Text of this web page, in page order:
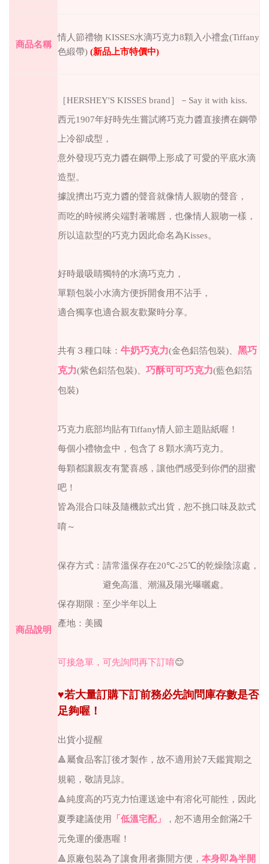
商品名稱
情人節禮物 KISSES水滴巧克力8顆入小禮盒(Tiffany
色緞帶) (新品上市特價中)
商品說明
［HERSHEY'S KISSES brand］－ Say it with kiss.
西元1907年好時先生嘗試將巧克力醬直接擠在鋼帶
上冷卻成型，
意外發現巧克力醬在鋼帶上形成了可愛的平底水滴
造型。
據說擠出巧克力醬的聲音就像情人親吻的聲音，
而吃的時候將尖端對著嘴唇，也像情人親吻一樣，
所以這款型的巧克力因此命名為Kisses。
好時最吸睛獨特的水滴巧克力，
單顆包裝小水滴方便拆開食用不沾手，
適合獨享也適合親友歡聚時分享。
共有３種口味： 牛奶巧克力(金色鋁箔包裝)
黑巧
克力(紫色鋁箔包裝) 巧酥可可巧克力(藍色鋁箔
包裝)
巧克力底部均貼有Tiffany情人節主題貼紙喔！
每個小禮物盒中，包含了８顆水滴巧克力。
每顆都讓親友有驚喜感，讓他們感受到你們的甜蜜
吧！
皆為混合口味及隨機款式出貨 ，恕不挑口味及款式
唷～
保存方式：請常溫保存在20℃-25℃的乾燥陰涼處，
避免高溫、潮濕及陽光曝曬處。
保存期限：至少半年以上
產地：美國
可接急單，可先詢問再下訂唷😊
♥若大量訂購下訂前務必先詢問庫存數是否
足夠喔！
出貨小提醒
🔺 屬食品客訂後才製作，故不適用於7天鑑賞期之
規範，敬請見諒。
🔺純度高的巧克力怕運送途中有溶化可能性，因此
夏季建議使用 「低溫宅配」 ，恕不適用全館滿2千
元免運的優惠喔！
🔺 原廠包裝為了讓食用者撕開方便， 本身即為半開